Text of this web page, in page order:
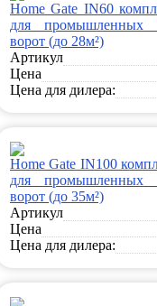
Home Gate IN60
для промышленных
ворот (до 28м²)
Артикул
Цена
Цена для дилера:
Home Gate IN100
для промышленных
ворот (до 35м²)
Артикул
Цена
Цена для дилера: